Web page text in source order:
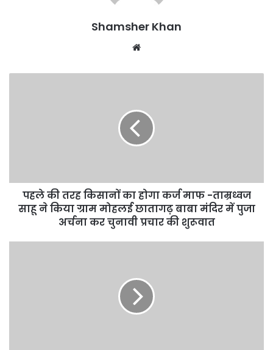
Shamsher Khan
पहले की तरह किसानों का होगा कर्ज माफ -ताम्रध्वज
साहू ने किया ग्राम मोहलई छातागढ़ बाबा मंदिर में पुजा
अर्चना कर चुनावी प्रचार की शुरूवात